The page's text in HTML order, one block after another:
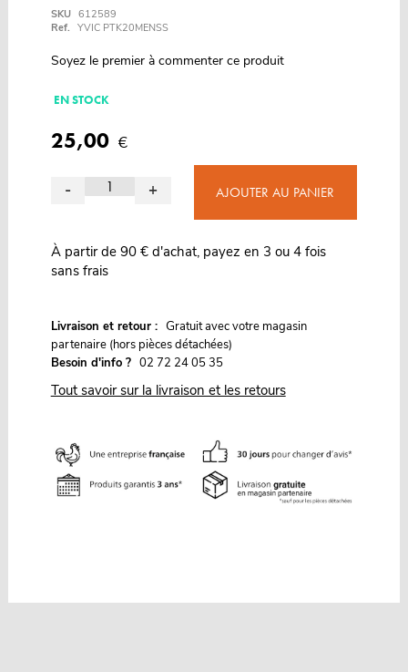
SKU 612589
Ref. YVIC PTK20MENSS
Soyez le premier à commenter ce produit
EN STOCK
25,00 €
- + AJOUTER AU PANIER
À partir de 90 € d'achat, payez en 3 ou 4 fois
sans frais
Livraison et retour : Gratuit avec votre magasin
partenaire (hors pièces détachées)
Besoin d'info ? 02 72 24 05 35
Tout savoir sur la livraison et les retours